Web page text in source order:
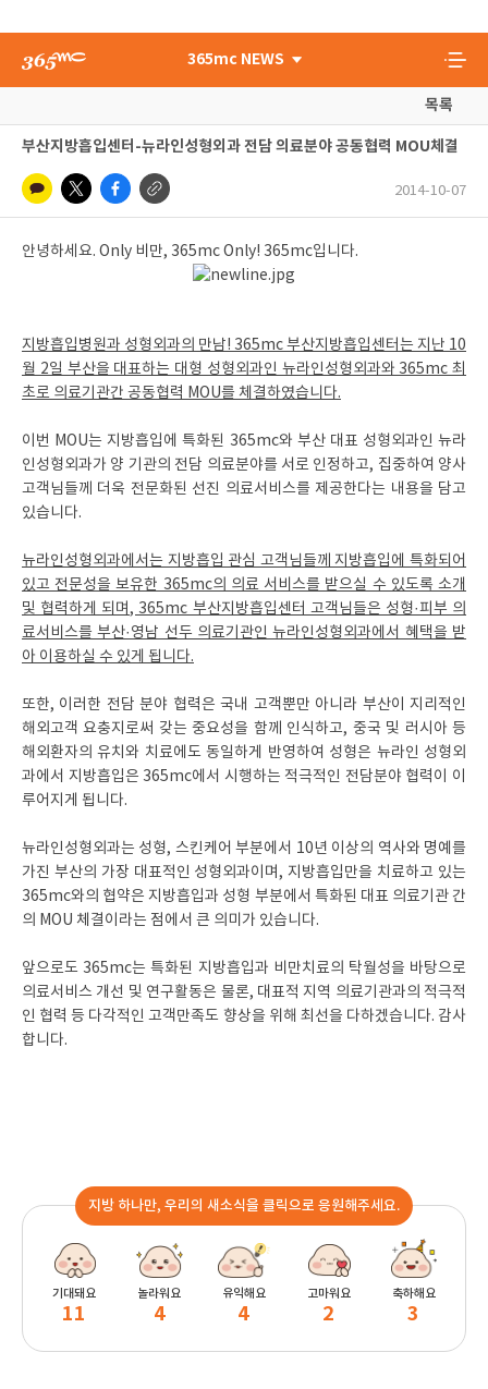
365mc NEWS
목록
부산지방흡입센터-뉴라인성형외과 전담 의료분야 공동협력 MOU체결
2014-10-07
안녕하세요. Only 비만, 365mc Only! 365mc입니다.
지방흡입병원과 성형외과의 만남! 365mc 부산지방흡입센터는 지난 10
월 2일 부산을 대표하는 대형 성형외과인 뉴라인성형외과와 365mc 최
초로 의료기관간 공동협력 MOU를 체결하였습니다.
이번 MOU는 지방흡입에 특화된 365mc와 부산 대표 성형외과인 뉴라
인성형외과가 양 기관의 전담 의료분야를 서로 인정하고, 집중하여 양사
고객님들께 더욱 전문화된 선진 의료서비스를 제공한다는 내용을 담고
있습니다.
뉴라인성형외과에서는 지방흡입 관심 고객님들께 지방흡입에 특화되어
있고 전문성을 보유한 365mc의 의료 서비스를 받으실 수 있도록 소개
및 협력하게 되며, 365mc 부산지방흡입센터 고객님들은 성형·피부 의
료서비스를 부산·영남 선두 의료기관인 뉴라인성형외과에서 혜택을 받
아 이용하실 수 있게 됩니다.
또한, 이러한 전담 분야 협력은 국내 고객뿐만 아니라 부산이 지리적인
해외고객 요충지로써 갖는 중요성을 함께 인식하고, 중국 및 러시아 등
해외환자의 유치와 치료에도 동일하게 반영하여 성형은 뉴라인 성형외
과에서 지방흡입은 365mc에서 시행하는 적극적인 전담분야 협력이 이
루어지게 됩니다.
뉴라인성형외과는 성형, 스킨케어 부분에서 10년 이상의 역사와 명예를
가진 부산의 가장 대표적인 성형외과이며, 지방흡입만을 치료하고 있는
365mc와의 협약은 지방흡입과 성형 부분에서 특화된 대표 의료기관 간
의 MOU 체결이라는 점에서 큰 의미가 있습니다.
앞으로도 365mc는 특화된 지방흡입과 비만치료의 탁월성을 바탕으로
의료서비스 개선 및 연구활동은 물론, 대표적 지역 의료기관과의 적극적
인 협력 등 다각적인 고객만족도 향상을 위해 최선을 다하겠습니다. 감사
합니다.
지방 하나만, 우리의 새소식을 클릭으로 응원해주세요.
기대돼요
11
놀라워요
4
유익해요
4
고마워요
2
축하해요
3